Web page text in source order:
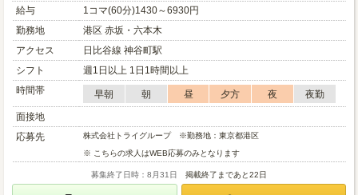
給与
1コマ(60分)1430～6930円
勤務地
港区 赤坂・六本木
アクセス
日比谷線 神谷町駅
シフト
週1日以上 1日1時間以上
時間帯
早朝 朝 昼 夕方 夜
夜勤
面接地
応募先
株式会社トライグループ ※勤務地：東京都港区
※ こちらの求人はWEB応募のみとなります
募集終了日時：8月31日 掲載終了まであと22日